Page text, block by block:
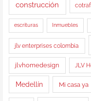
construcción
escrituras Inmuebles
jlv enterprises colombia
jlvhomedesign JLV
Medellín Mi casa ya